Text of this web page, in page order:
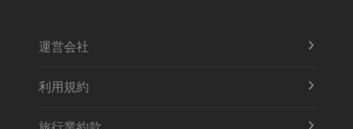
運営会社
利用規約